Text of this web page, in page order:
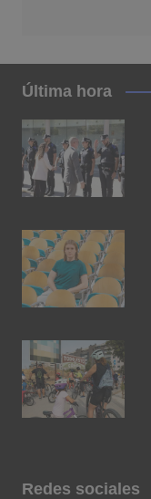
Última hora
Redes sociales